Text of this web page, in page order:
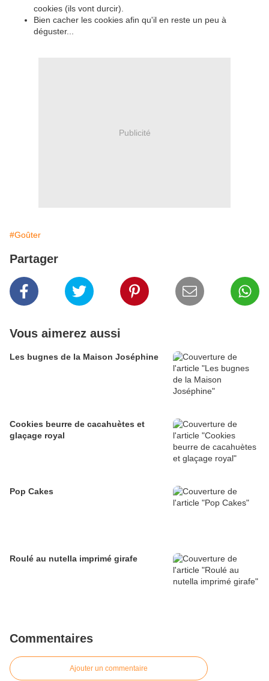
cookies (ils vont durcir).
Bien cacher les cookies afin qu'il en reste un peu à
déguster...
Publicité
#Goûter
Partager
Vous aimerez aussi
Les bugnes de la Maison Joséphine
Cookies beurre de cacahuètes et
glaçage royal
Pop Cakes
Roulé au nutella imprimé girafe
Commentaires
Ajouter un commentaire